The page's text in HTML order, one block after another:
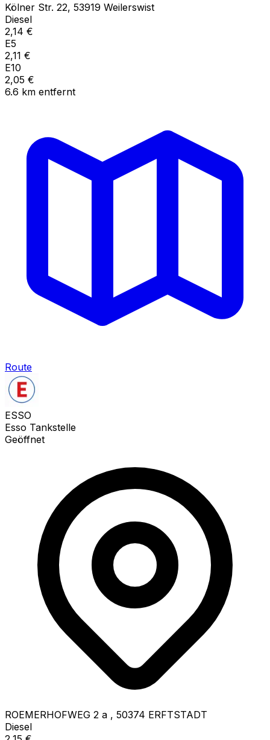
Kölner Str. 22, 53919 Weilerswist
Diesel
2,14 €
E5
2,11 €
E10
2,05 €
6.6 km entfernt
Route
ESSO
Esso Tankstelle
Geöffnet
ROEMERHOFWEG 2 a , 50374 ERFTSTADT
Diesel